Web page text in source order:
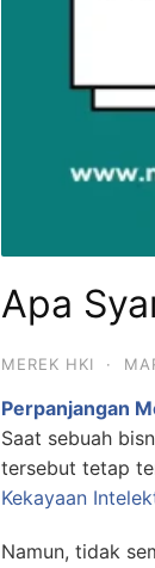
Apa
MEREK HKI ·
Perpanjangan
Saat sebuah
tersebut tetap
Kekayaan
Namun, tidak